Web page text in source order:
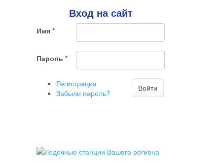
Вход на сайт
Имя *
Пароль *
Регистрация
Забыли пароль?
Войти